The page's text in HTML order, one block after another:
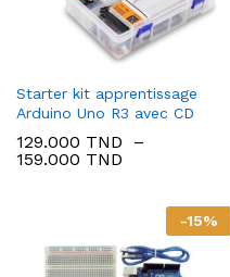
Starter kit apprentissage
Arduino Uno R3 avec CD
129.000 TND
–
159.000 TND
129.000 TND
159.000 TND
-15%